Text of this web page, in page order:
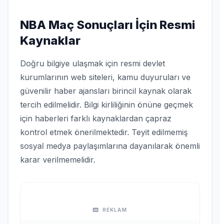
NBA Maç Sonuçları İçin Resmi
Kaynaklar
Doğru bilgiye ulaşmak için resmi devlet
kurumlarının web siteleri, kamu duyuruları ve
güvenilir haber ajansları birincil kaynak olarak
tercih edilmelidir. Bilgi kirliliğinin önüne geçmek
için haberleri farklı kaynaklardan çapraz
kontrol etmek önerilmektedir. Teyit edilmemiş
sosyal medya paylaşımlarına dayanılarak önemli
karar verilmemelidir.
REKLAM